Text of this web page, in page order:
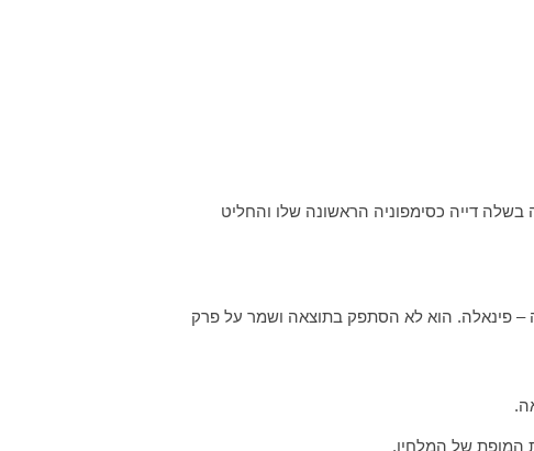
לברי חש שהיצירה אינה בשלה דייה כסימפוניה הראשונה שלו והחליט
אלגרו מולטו – הורה אבל – הורה – פינאלה. הוא לא הסתפק בתוצאה ושמר על פרק